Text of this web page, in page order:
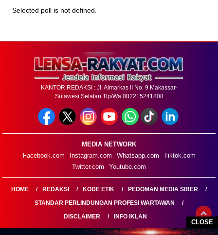
CLOSE
Selected poll is not defined.
KANTOR REDAKSI : Jl. Almarkas II No. 9 Makassar-
Sulawesi Selatan Tlp/Wa 082215241808
MEDIA NETWORK
Facebook.com
Instagram.com Whatsapp.com
Tiktok.com
Twitter.com
Youtube.com
HOME REDAKSI KODE ETIK
PEDOMAN MEDIA SIBER
STANDAR PERLINDUNGAN PROFESI WARTAWAN
DISCLAIMER
INFO IKLAN